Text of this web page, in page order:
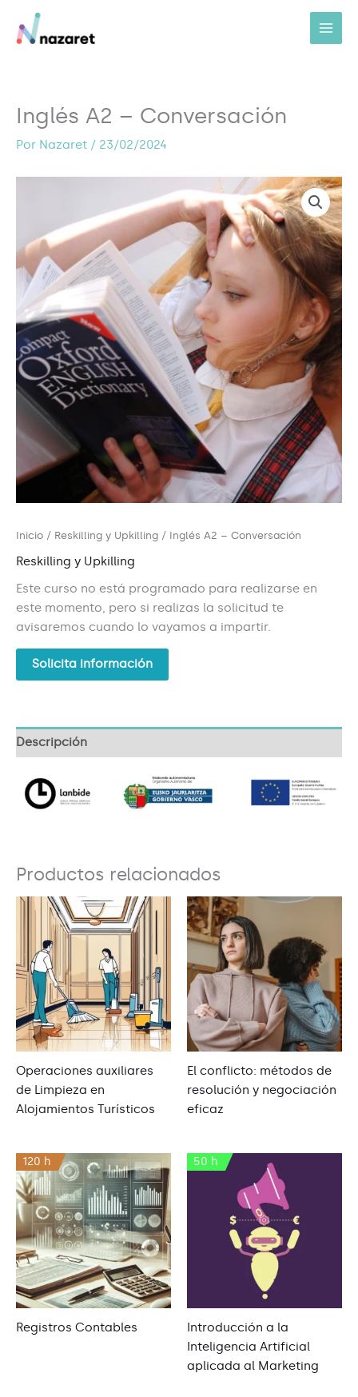
contenido
Inglés A2 – Conversación
Por Nazaret / 23/02/2024
Inicio / Reskilling y Upkilling / Inglés A2 – Conversación
Reskilling y Upkilling
Este curso no está programado para realizarse en
este momento, pero si realizas la solicitud te
avisaremos cuando lo vayamos a impartir.
Solicita información
Descripción
Productos relacionados
Operaciones auxiliares
de Limpieza en
Alojamientos Turísticos
El conflicto: métodos de
resolución y negociación
eficaz
120 h
Registros Contables
50 h
Introducción a la
Inteligencia Artificial
aplicada al Marketing